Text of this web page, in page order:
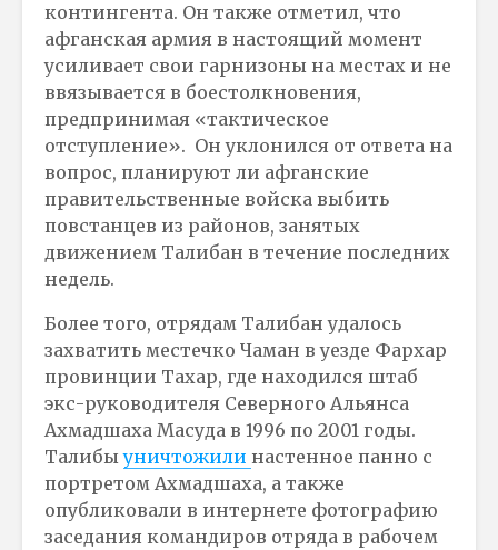
контингента. Он также отметил, что
афганская армия в настоящий момент
усиливает свои гарнизоны на местах и не
ввязывается в боестолкновения,
предпринимая «тактическое
отступление». Он уклонился от ответа на
вопрос, планируют ли афганские
правительственные войска выбить
повстанцев из районов, занятых
движением Талибан в течение последних
недель.
Более того, отрядам Талибан удалось
захватить местечко Чаман в уезде Фархар
провинции Тахар, где находился штаб
экс-руководителя Северного Альянса
Ахмадшаха Масуда в 1996 по 2001 годы.
Талибыуничтожили настенное панно с
портретом Ахмадшаха, а также
опубликовали в интернете фотографию
заседания командиров отряда в рабочем